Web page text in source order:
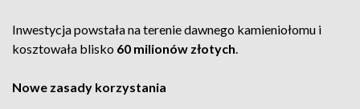
Inwestycja powstała na terenie dawnego kamieniołomu i
kosztowała blisko 60 milionów złotych.
Nowe zasady korzystania